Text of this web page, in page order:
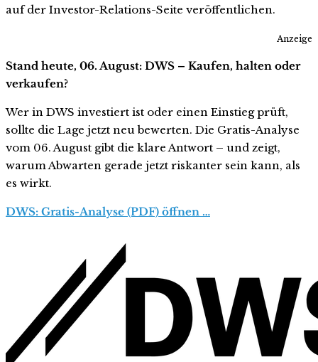
auf der Investor-Relations-Seite veröffentlichen.
Anzeige
Stand heute, 06. August: DWS – Kaufen, halten oder
verkaufen?
Wer in DWS investiert ist oder einen Einstieg prüft,
sollte die Lage jetzt neu bewerten. Die Gratis-Analyse
vom 06. August gibt die klare Antwort – und zeigt,
warum Abwarten gerade jetzt riskanter sein kann, als
es wirkt.
DWS: Gratis-Analyse (PDF) öffnen …